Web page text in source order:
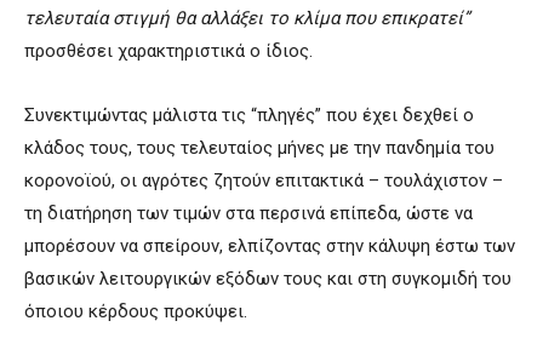
τελευταία στιγμή θα αλλάξει το κλίμα που επικρατεί”
προσθέσει χαρακτηριστικά ο ίδιος.
Συνεκτιμώντας μάλιστα τις “πληγές” που έχει δεχθεί ο
κλάδος τους, τους τελευταίος μήνες με την πανδημία του
κορονοϊού, οι αγρότες ζητούν επιτακτικά – τουλάχιστον –
τη διατήρηση των τιμών στα περσινά επίπεδα, ώστε να
μπορέσουν να σπείρουν, ελπίζοντας στην κάλυψη έστω των
βασικών λειτουργικών εξόδων τους και στη συγκομιδή του
όποιου κέρδους προκύψει.